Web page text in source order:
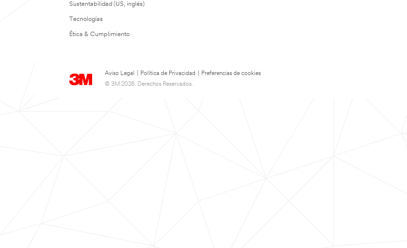
Sustentabilidad (US, inglés)
Tecnologías
Ética & Cumplimiento
Aviso Legal Política de Privacidad
Preferencias de cookies
© 3M 2026. Derechos Reservados.